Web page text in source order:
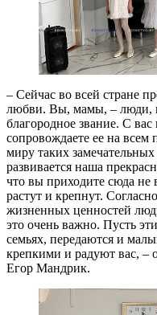
– Сейчас во всей стране
любви. Вы, мамы, – люди,
благородное звание. С
сопровождаете ее на всем
миру таких
развивается наша
что вы приходите сюда не
растут и крепнут.
жизненных ценностей
это очень важно. Пусть
семьях, передаются и
крепкими и радуют вас, –
Егор Мандрик.